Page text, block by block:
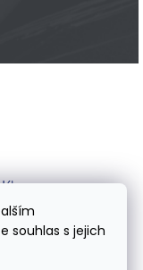
souhlas s jejich